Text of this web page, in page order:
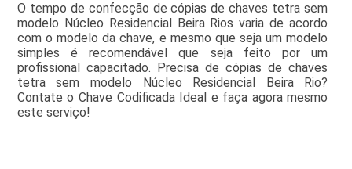
O tempo de confecção de cópias de chaves tetra sem
modelo Núcleo Residencial Beira Rios varia de acordo
com o modelo da chave, e mesmo que seja um modelo
simples é recomendável que seja feito por um
profissional capacitado. Precisa de cópias de chaves
tetra sem modelo Núcleo Residencial Beira Rio?
Contate o Chave Codificada Ideal e faça agora mesmo
este serviço!